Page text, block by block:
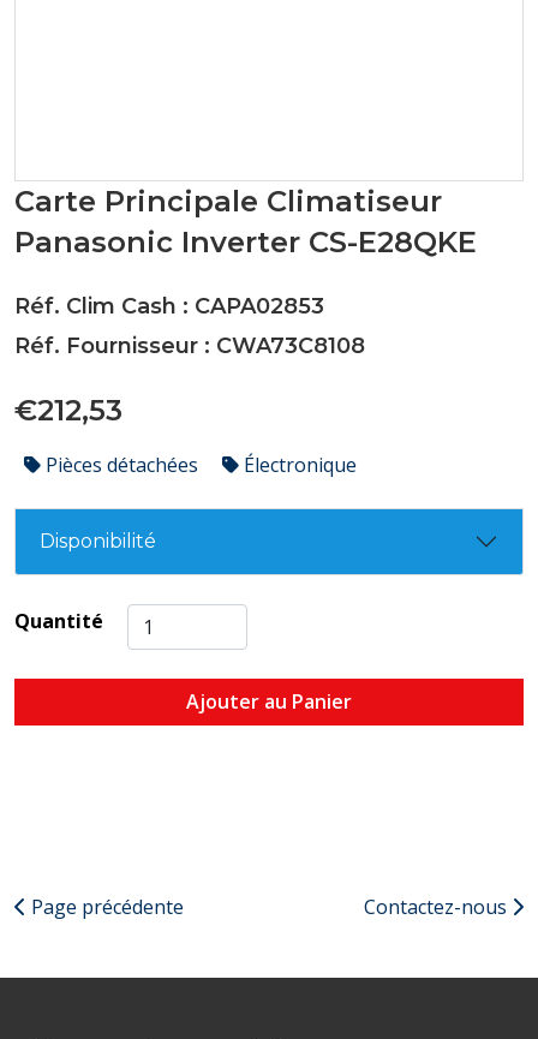
Carte Principale Climatiseur
Panasonic Inverter CS-E28QKE
Réf. Clim Cash : CAPA02853
Réf. Fournisseur : CWA73C8108
€212,53
Pièces détachées Électronique
Disponibilité
Quantité
Ajouter au Panier
Page précédente Contactez-nous